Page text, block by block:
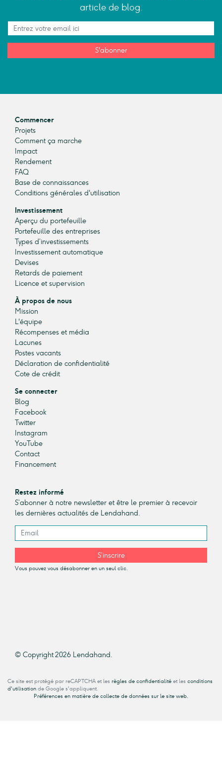
article de blog.
S'abonner
Commencer
Projets
Comment ça marche
Impact
Rendement
FAQ
Base de connaissances
Conditions générales d'utilisation
Investissement
Aperçu du portefeuille
Portefeuille des entreprises
Types d’investissements
Investissement automatique
Devises
Retards de paiement
Licence et supervision
À propos de nous
Mission
L'équipe
Récompenses et média
Lacunes
Postes vacants
Déclaration de confidentialité
Cote de crédit
Se connecter
Blog
Facebook
Twitter
Instagram
YouTube
Contact
Financement
Restez informé
S’abonner à notre newsletter et être le premier à recevoir
les dernières actualités de Lendahand.
S’inscrire
Vous pouvez vous désabonner en un seul clic.
© Copyright 2026 Lendahand.
Ce site est protégé par reCAPTCHA et les règles de confidentialité et les conditions
d'utilisation de Google s'appliquent.
Préférences en matière de collecte de données sur le site web.